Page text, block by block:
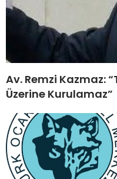
Av. Remzi Kazmaz:
Üzerine Kurulamaz”